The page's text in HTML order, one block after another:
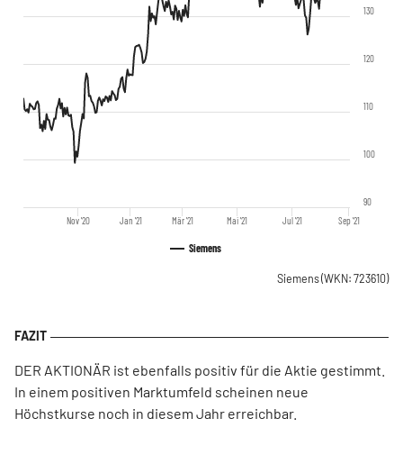
Siemens
Nov '20 Jan '21 Mär '21 Mai '21 Jul '21 Sep '21
90
100
110
120
130
Siemens(WKN: 723610)
DER AKTIONÄR ist ebenfalls positiv für die Aktie gestimmt.
In einem positiven Marktumfeld scheinen neue
Höchstkurse noch in diesem Jahr erreichbar.